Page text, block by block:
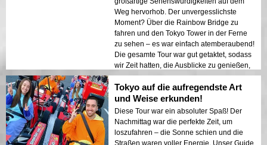
Weg hervorhob. Der unvergesslichste
Moment? Über die Rainbow Bridge zu
fahren und den Tokyo Tower in der Ferne
zu sehen – es war einfach atemberaubend!
Die gesamte Tour war gut getaktet, sodass
wir Zeit hatten, die Ausblicke zu genießen,
während wir gleichzeitig den Adrenalinkick
des Fahrens spürten. Das ist das ultimative
Tokio-Erlebnis!
Tokyo auf die aufregendste Art
und Weise erkunden!
Diese Tour war ein absoluter Spaß! Der
Nachmittag war die perfekte Zeit, um
loszufahren – die Sonne schien und die